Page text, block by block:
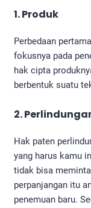
1. Produk
Perbedaan
fokusnya pada
hak cipta
berbentuk suatu
2.
Hak paten
yang harus kamu
tidak bisa
perpanjangan itu
penemuan baru.